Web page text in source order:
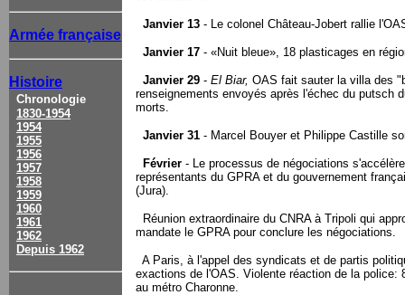
Armée française
Histoire
Chronologie
1830-1954
1954
1955
1956
1957
1958
1959
1960
1961
1962
Depuis 1962
Janvier 13 - Le colonel Château-Jobert rallie
Janvier 17 - «Nuit bleue», 18 plasticages en
Janvier 29 - El Biar, OAS fait sauter la villa des
renseignements envoyés après l'échec du putsch
morts.
Janvier 31 - Marcel Bouyer et Philippe Castille
Février - Le processus de négociations
représentants du GPRA et du gouvernement
(Jura).
Réunion extraordinaire du CNRA à Tripoli qui
mandate le GPRA pour conclure les négociations.
A Paris, à l'appel des syndicats et de partis
exactions de l'OAS. Violente réaction de la police:
au métro Charonne.